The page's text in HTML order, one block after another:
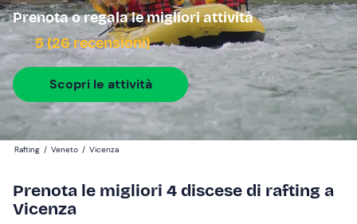
Prenota o regala le migliori attività
5 (26 recensioni)
Scopri le attività
Rafting / Veneto / Vicenza
Prenota le migliori 4 discese di rafting a
Vicenza